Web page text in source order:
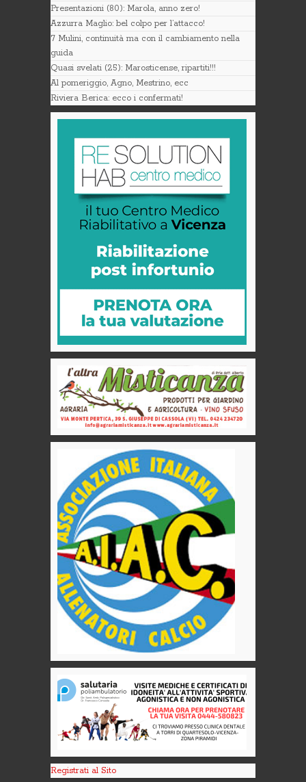
Presentazioni (80): Marola, anno zero!
Azzurra Maglio: bel colpo per l’attacco!
7 Mulini, continuità ma con il cambiamento nella
guida
Quasi svelati (25): Marosticense, ripartiti!!!
Al pomeriggio, Agno, Mestrino, ecc
Riviera Berica: ecco i confermati!
Registrati al Sito